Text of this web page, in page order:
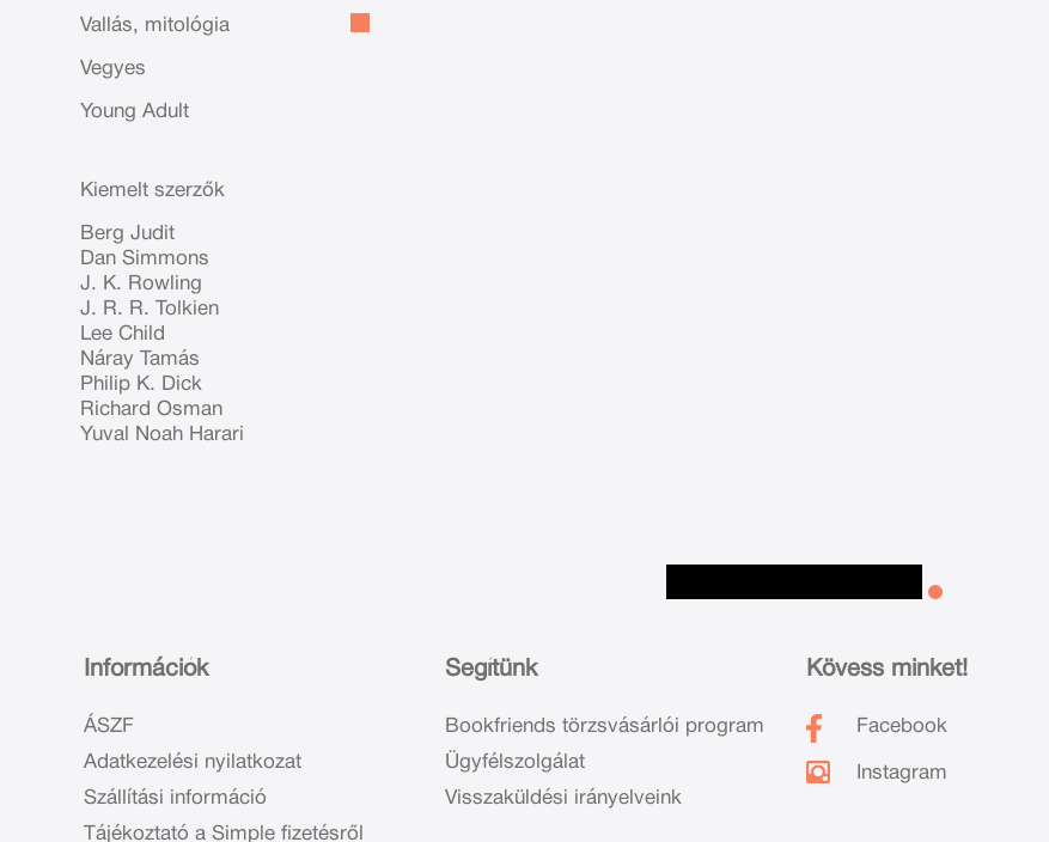
Vallás, mitológia
Vegyes
Young Adult
Kiemelt szerzők
Berg Judit
Dan Simmons
J. K. Rowling
J. R. R. Tolkien
Lee Child
Náray Tamás
Philip K. Dick
Richard Osman
Yuval Noah Harari
Információk
ÁSZF
Adatkezelési nyilatkozat
Szállítási információ
Tájékoztató a Simple fizetésről
Segítünk
Bookfriends törzsvásárlói program
Ügyfélszolgálat
Visszaküldési irányelveink
Kövess minket!
Facebook
Instagram